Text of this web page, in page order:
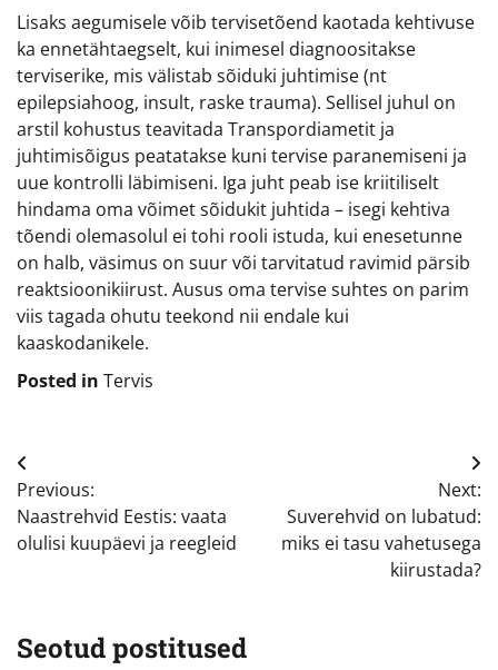
Lisaks aegumisele võib tervisetõend kaotada kehtivuse
ka ennetähtaegselt, kui inimesel diagnoositakse
terviserike, mis välistab sõiduki juhtimise (nt
epilepsiahoog, insult, raske trauma). Sellisel juhul on
arstil kohustus teavitada Transpordiametit ja
juhtimisõigus peatatakse kuni tervise paranemiseni ja
uue kontrolli läbimiseni. Iga juht peab ise kriitiliselt
hindama oma võimet sõidukit juhtida – isegi kehtiva
tõendi olemasolul ei tohi rooli istuda, kui enesetunne
on halb, väsimus on suur või tarvitatud ravimid pärsib
reaktsioonikiirust. Ausus oma tervise suhtes on parim
viis tagada ohutu teekond nii endale kui
kaaskodanikele.
Posted in Tervis
Navigeerimine
Previous:
Naastrehvid Eestis: vaata
olulisi kuupäevi ja reegleid
Next:
Suverehvid on lubatud:
miks ei tasu vahetusega
kiirustada?
Seotud postitused